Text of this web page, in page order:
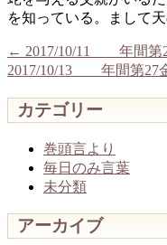
を知っている。まして
← 2017/10/11 年間第
2017/10/13 年間第27
カテゴリー
巻頭言より
毎日のみ言葉
未分類
アーカイブ